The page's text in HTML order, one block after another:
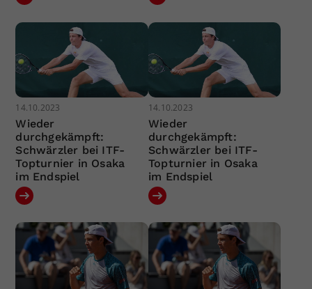
14.10.2023
Wieder
durchgekämpft:
Schwärzler bei ITF-
Topturnier in Osaka
im Endspiel
14.10.2023
Wieder
durchgekämpft:
Schwärzler bei ITF-
Topturnier in Osaka
im Endspiel